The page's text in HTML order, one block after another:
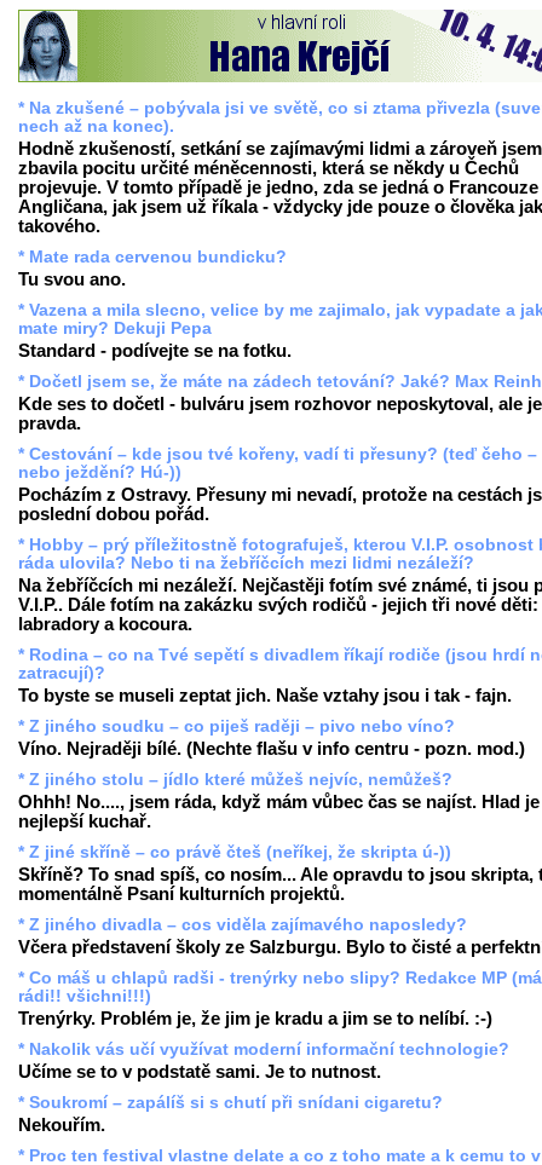
* Na zkušené – pobývala jsi ve světě, co si ztama přivezla
nech až na konec).
Hodně zkušeností, setkání se zajímavými lidmi a zároveň
zbavila pocitu určité méněcennosti, která se někdy u Čechů
projevuje. V tomto případě je jedno, zda se jedná o Francouze
Angličana, jak jsem už říkala - vždycky jde pouze o člověka
takového.
* Mate rada cervenou bundicku?
Tu svou ano.
* Vazena a mila slecno, velice by me zajimalo, jak vypadate a
mate miry? Dekuji Pepa
Standard - podívejte se na fotku.
* Dočetl jsem se, že máte na zádech tetování? Jaké? Max
Kde ses to dočetl - bulváru jsem rozhovor neposkytoval, ale
pravda.
* Cestování – kde jsou tvé kořeny, vadí ti přesuny? (teď čeho –
nebo ježdění? Hú-))
Pocházím z Ostravy. Přesuny mi nevadí, protože na cestách
poslední dobou pořád.
* Hobby – prý příležitostně fotografuješ, kterou V.I.P. osobnost
ráda ulovila? Nebo ti na žebříčcích mezi lidmi nezáleží?
Na žebříčcích mi nezáleží. Nejčastěji fotím své známé, ti jsou
V.I.P.. Dále fotím na zakázku svých rodičů - jejich tři nové děti:
labradory a kocoura.
* Rodina – co na Tvé sepětí s divadlem říkají rodiče (jsou hrdí
zatracují)?
To byste se museli zeptat jich. Naše vztahy jsou i tak - fajn.
* Z jiného soudku – co piješ raději – pivo nebo víno?
Víno. Nejraději bílé. (Nechte flašu v info centru - pozn. mod.)
* Z jiného stolu – jídlo které můžeš nejvíc, nemůžeš?
Ohhh! No...., jsem ráda, když mám vůbec čas se najíst. Hlad je
nejlepší kuchař.
* Z jiné skříně – co právě čteš (neříkej, že skripta ú-))
Skříně? To snad spíš, co nosím... Ale opravdu to jsou skripta,
momentálně Psaní kulturních projektů.
* Z jiného divadla – cos viděla zajímavého naposledy?
Včera představení školy ze Salzburgu. Bylo to čisté a
* Co máš u chlapů radši - trenýrky nebo slipy? Redakce MP
rádi!! všichni!!!)
Trenýrky. Problém je, že jim je kradu a jim se to nelíbí. :-)
* Nakolik vás učí využívat moderní informační technologie?
Učíme se to v podstatě sami. Je to nutnost.
* Soukromí – zapálíš si s chutí při snídani cigaretu?
Nekouřím.
* Proc ten festival vlastne delate a co z toho mate a k cemu to